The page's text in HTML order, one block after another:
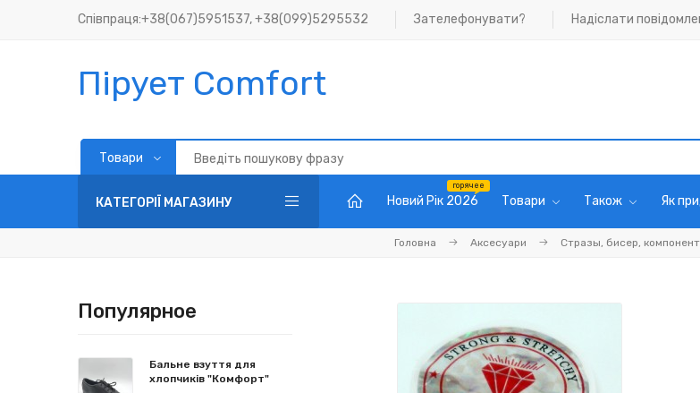
Співпраця:+38(067)5951537, +38(099)5295532 Зателефонувати? Надіслати
Пірует Comfort
КАТЕГОРІЇ МАГАЗИНУ Новий Рік 2026 Товари Також Як
Головна Аксесуари Стразы, бисер,
Популярное
Бальне взуття для
хлопчиків "Комфорт"